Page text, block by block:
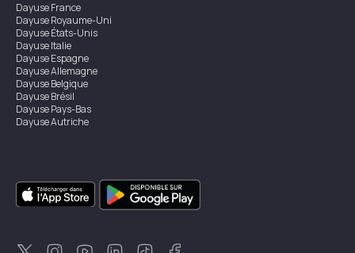
DayuseFrance
DayuseRoyaume-Uni
DayuseÉtats-Unis
DayuseItalie
DayuseEspagne
DayuseAllemagne
DayuseBelgique
DayuseBrésil
DayusePays-Bas
DayuseAutriche
DayuseSingapour
DayuseSuède
DayuseThaïlande
DayuseNouvelle-Zélande